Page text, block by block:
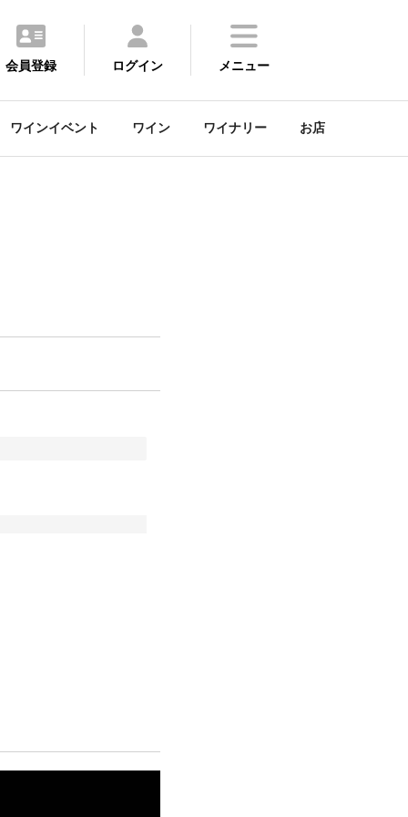
会員登録 ログイン メニュー
ワインイベント ワイン ワイナリー お店